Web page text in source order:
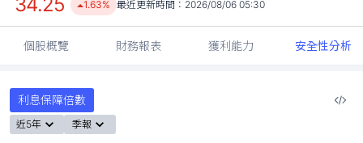
1.63% 最近更新時間： 2026/08/06 05:30
個股概覽 財務報表 獲利能力 安全性分析
利息保障倍數
近5年 季報